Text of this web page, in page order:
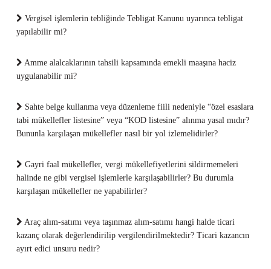
Vergisel işlemlerin tebliğinde Tebligat Kanunu uyarınca tebligat
yapılabilir mi?
Amme alalcaklarının tahsili kapsamında emekli maaşına haciz
uygulanabilir mi?
Sahte belge kullanma veya düzenleme fiili nedeniyle “özel esaslara
tabi mükellefler listesine” veya “KOD listesine” alınma yasal mıdır?
Bununla karşılaşan mükellefler nasıl bir yol izlemelidirler?
Gayri faal mükellefler, vergi mükellefiyetlerini sildirmemeleri
halinde ne gibi vergisel işlemlerle karşılaşabilirler? Bu durumla
karşılaşan mükellefler ne yapabilirler?
Araç alım-satımı veya taşınmaz alım-satımı hangi halde ticari
kazanç olarak değerlendirilip vergilendirilmektedir? Ticari kazancın
ayırt edici unsuru nedir?